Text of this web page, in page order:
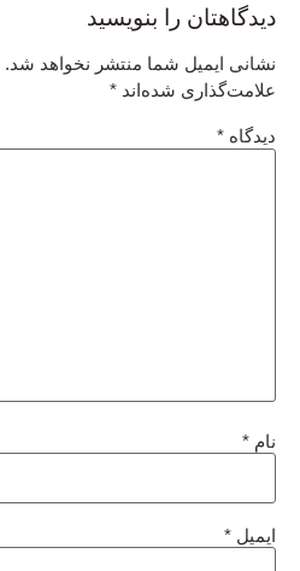
دیدگاهتان را بنویسید
نشانی ایمیل شما منتشر نخواهد شد.
علامت‌گذاری شده‌اند *
دیدگاه *
نام *
ایمیل *